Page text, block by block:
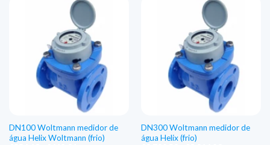
DN100 Woltmann medidor de
água Helix Woltmann (frio)
DN300 Woltmann medidor de
água Helix (frio)